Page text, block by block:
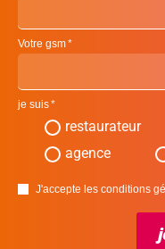
Votre gsm
je suis
restaurateur
agence
J'accepte les conditions